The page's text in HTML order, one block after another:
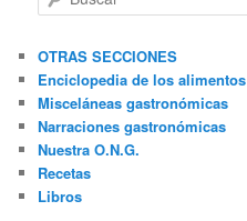
u
c
a
r
OTRAS SECCIONES
Enciclopedia de los alimentos
Misceláneas gastronómicas
Narraciones gastronómicas
Nuestra O.N.G.
Recetas
Libros